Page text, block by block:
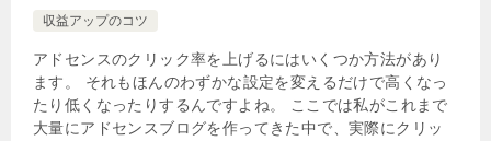
収益アップのコツ
アドセンスのクリック率を上げるにはいくつか方法があり
ます。 それもほんのわずかな設定を変えるだけで高くなっ
たり低くなったりするんですよね。 ここでは私がこれまで
大量にアドセンスブログを作ってきた中で、実際にクリッ